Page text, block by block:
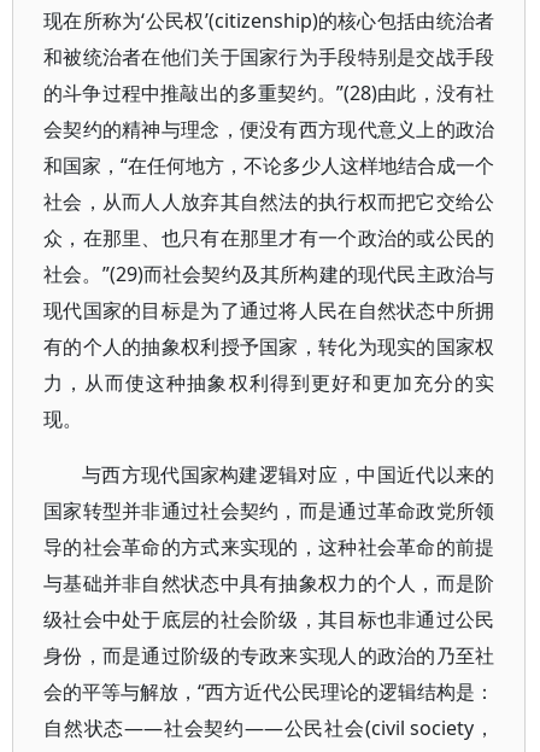
现在所称为‘公民权’(citizenship)的核心包括由统治者
和被统治者在他们关于国家行为手段特别是交战手段
的斗争过程中推敲出的多重契约。”(28)由此，没有社
会契约的精神与理念，便没有西方现代意义上的政治
和国家，“在任何地方，不论多少人这样地结合成一个
社会，从而人人放弃其自然法的执行权而把它交给公
众，在那里、也只有在那里才有一个政治的或公民的
社会。”(29)而社会契约及其所构建的现代民主政治与
现代国家的目标是为了通过将人民在自然状态中所拥
有的个人的抽象权利授予国家，转化为现实的国家权
力，从而使这种抽象权利得到更好和更加充分的实
现。
与西方现代国家构建逻辑对应，中国近代以来的
国家转型并非通过社会契约，而是通过革命政党所领
导的社会革命的方式来实现的，这种社会革命的前提
与基础并非自然状态中具有抽象权力的个人，而是阶
级社会中处于底层的社会阶级，其目标也非通过公民
身份，而是通过阶级的专政来实现人的政治的乃至社
会的平等与解放，“西方近代公民理论的逻辑结构是：
自然状态——社会契约——公民社会(civil society，